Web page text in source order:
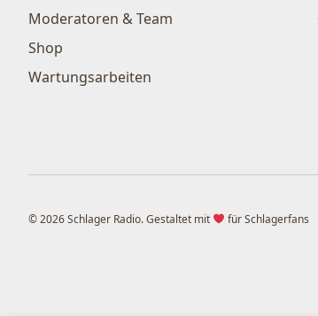
Moderatoren & Team
Shop
Wartungsarbeiten
© 2026 Schlager Radio. Gestaltet mit für Schlagerfans